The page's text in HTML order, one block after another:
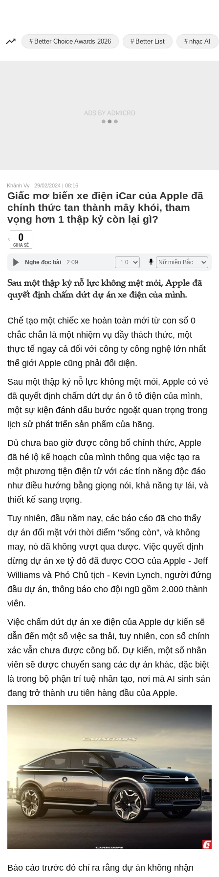
Better Choice Awards 2026 Better List nhạc AI
Khánh Vy | 29/02/2024 | 08:16
Giấc mơ biến xe điện iCar của Apple đã
chính thức tan thành mây khói, tham
vọng hơn 1 thập kỷ còn lại gì?
0
CHIA SẺ
Nghe đọc bài 2:09
Sau một thập kỷ nỗ lực không mệt mỏi, Apple đã
quyết định chấm dứt dự án xe điện của mình.
Chế tạo một chiếc xe hoàn toàn mới từ con số 0
chắc chắn là một nhiệm vụ đầy thách thức, một
thực tế ngay cả đối với công ty công nghệ lớn nhất
thế giới Apple cũng phải đối diện.
Sau một thập kỷ nỗ lực không mệt mỏi, Apple có vẻ
đã quyết định chấm dứt dự án ô tô điện của mình,
một sự kiện đánh dấu bước ngoặt quan trọng trong
lịch sử phát triển sản phẩm của hãng.
Dù chưa bao giờ được công bố chính thức, Apple
đã hé lộ kế hoạch của mình thông qua việc tạo ra
một phương tiện điện tử với các tính năng độc đáo
như điều hướng bằng giọng nói, khả năng tự lái, và
thiết kế sang trọng.
Tuy nhiên, đầu năm nay, các báo cáo đã cho thấy
dự án đối mặt với thời điểm "sống còn", và không
may, nó đã không vượt qua được. Việc quyết định
dừng dự án xe tỷ đô đã được COO của Apple - Jeff
Williams và Phó Chủ tịch - Kevin Lynch, người đứng
đầu dự án, thông báo cho đội ngũ gồm 2.000 thành
viên.
Việc chấm dứt dự án xe điện của Apple dự kiến sẽ
dẫn đến một số việc sa thải, tuy nhiên, con số chính
xác vẫn chưa được công bố. Dự kiến, một số nhân
viên sẽ được chuyển sang các dự án khác, đặc biệt
là trong bộ phận trí tuệ nhân tạo, nơi mà AI sinh sản
đang trở thành ưu tiên hàng đầu của Apple.
Báo cáo trước đó chỉ ra rằng dự án không nhận